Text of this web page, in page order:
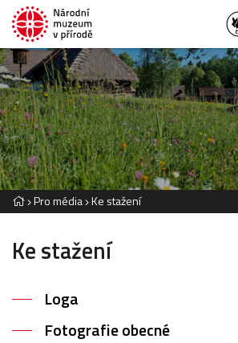
Pro média Ke stažení
Ke stažení
Loga
Fotografie obecné